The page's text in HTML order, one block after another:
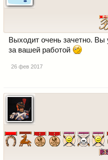
Выходит очень зачетно.
за вашей работой
26 фев 2017